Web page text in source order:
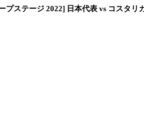
プステージ 2022] 日本代表 vs コスタリ